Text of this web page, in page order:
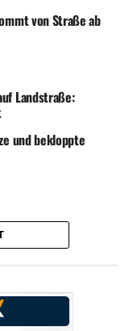
von Straße ab
Landstraße:
und bekloppte